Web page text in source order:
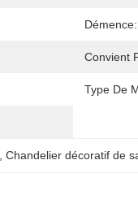
Démence:
Convient
Type De
, Chandelier décoratif de